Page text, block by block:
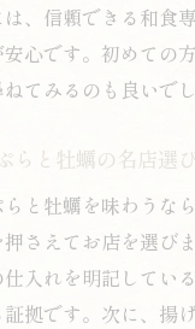
、信頼できる和食
心です。初めての
てみるのも良いでし
らと牡蠣の名店選
と牡蠣を味わうな
さえてお店を選び
入れを明記してい
拠です。次に、揚